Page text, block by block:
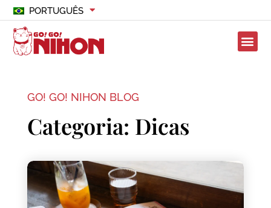
PORTUGUÊS
GO! GO! NIHON BLOG
Categoria: Dicas